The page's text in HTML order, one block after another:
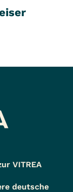
VITREA
deutsche